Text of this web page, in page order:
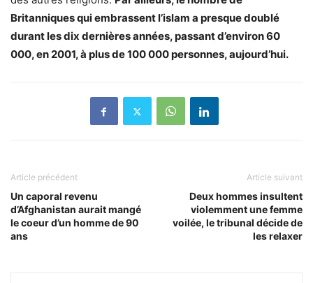
Britanniques qui embrassent l’islam a presque doublé
durant les dix dernières années, passant d’environ 60
000, en 2001, à plus de 100 000 personnes, aujourd’hui.
Article précédent
Un caporal revenu
d’Afghanistan aurait mangé
le coeur d’un homme de 90
ans
Article suivant
Deux hommes insultent
violemment une femme
voilée, le tribunal décide de
les relaxer